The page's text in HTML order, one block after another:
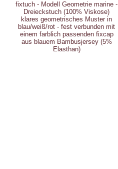
fixtuch - Modell Geometrie marine -
Dreieckstuch (100% Viskose)
klares geometrisches Muster in
blau/weiß/rot - fest verbunden mit
einem farblich passenden fixcap
aus blauem Bambusjersey (5%
Elasthan)